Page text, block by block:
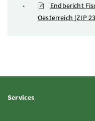
Endbericht
Oesterreich (ZIP
ServicesInhalt aufklappen